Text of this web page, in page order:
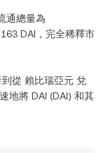
通總量為
DAI ，完全稀釋市
從 賴比瑞亞元 兌
地將 DAI (DAI) 和其